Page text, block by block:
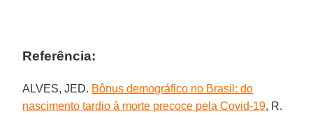
Referência:
ALVES, JED. Bônus demográfico no Brasil: do
nascimento tardio à morte precoce pela Covid-19, R.